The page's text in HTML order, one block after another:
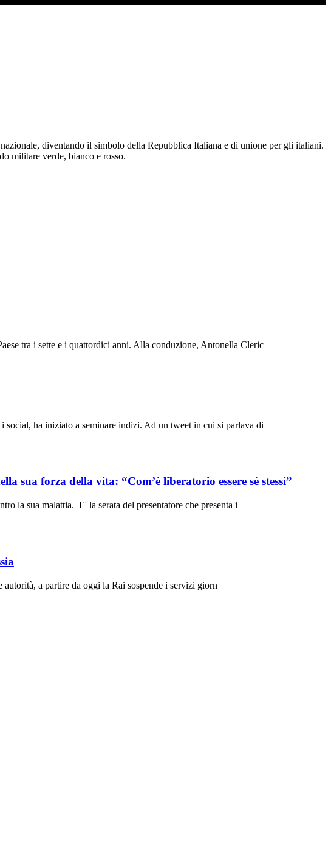
diventando il simbolo della Repubblica Italiana e di unione per gli italiani.
militare verde, bianco e rosso.
tra i sette e i quattordici anni. Alla conduzione, Antonella Cleric
social, ha iniziato a seminare indizi. Ad un tweet in cui si parlava di
sua forza della vita: “Com’è liberatorio essere sè stessi”
la sua malattia. E' la serata del presentatore che presenta i
a partire da oggi la Rai sospende i servizi giorn